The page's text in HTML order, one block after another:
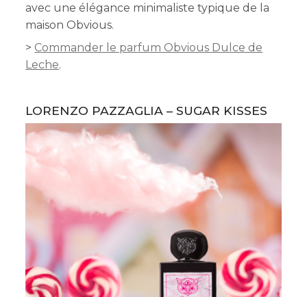
avec une élégance minimaliste typique de la
maison Obvious.
> Commander le parfum Obvious Dulce de
Leche.
LORENZO PAZZAGLIA – SUGAR KISSES